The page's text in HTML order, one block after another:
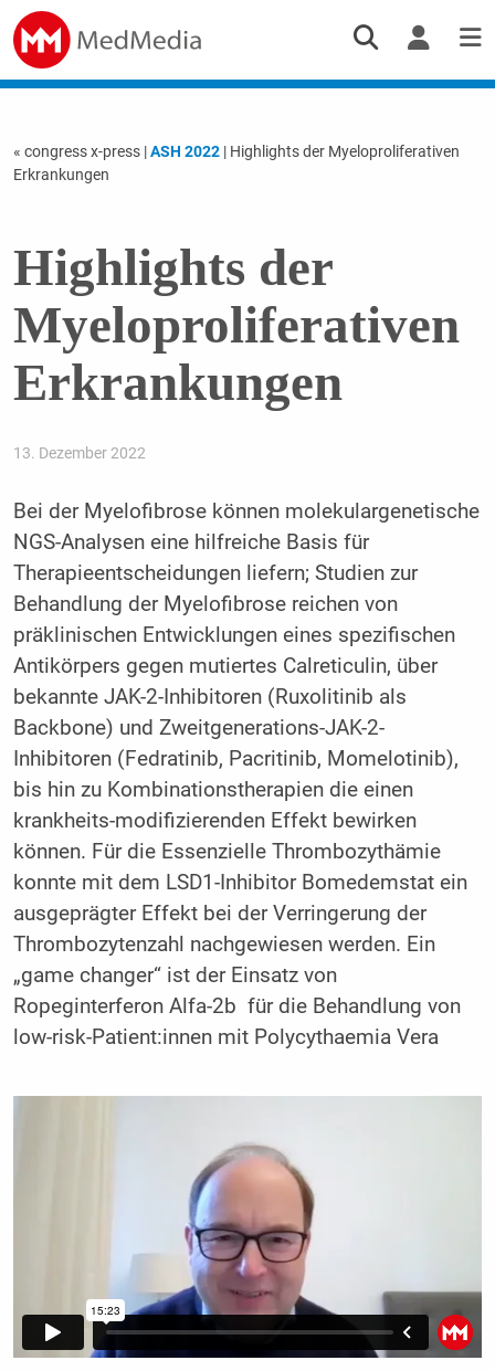
« congress x-press |ASH 2022| Highlights der Myeloproliferativen
Erkrankungen
Highlights der
Myeloproliferativen
Erkrankungen
13. Dezember 2022
Bei der Myelofibrose können molekulargenetische
NGS-Analysen eine hilfreiche Basis für
Therapieentscheidungen liefern; Studien zur
Behandlung der Myelofibrose reichen von
präklinischen Entwicklungen eines spezifischen
Antikörpers gegen mutiertes Calreticulin, über
bekannte JAK-2-Inhibitoren (Ruxolitinib als
Backbone) und Zweitgenerations-JAK-2-
Inhibitoren (Fedratinib, Pacritinib, Momelotinib),
bis hin zu Kombinationstherapien die einen
krankheits-modifizierenden Effekt bewirken
können. Für die Essenzielle Thrombozythämie
konnte mit dem LSD1-Inhibitor Bomedemstat ein
ausgeprägter Effekt bei der Verringerung der
Thrombozytenzahl nachgewiesen werden. Ein
„game changer“ ist der Einsatz von
Ropeginterferon Alfa-2b für die Behandlung von
low-risk-Patient:innen mit Polycythaemia Vera